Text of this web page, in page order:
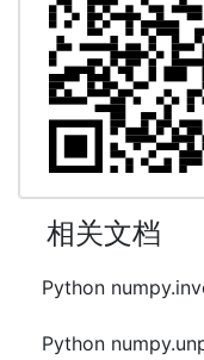
相关文档
Python
Python